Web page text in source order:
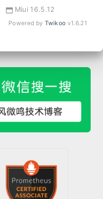
Miui 16.5.12
Powered by Twikoo v1.6.21